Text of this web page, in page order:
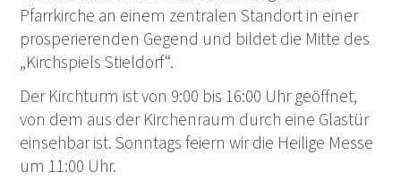
Pfarrkirche an einem zentralen Standort in einer
prosperierenden Gegend und bildet die Mitte des
„Kirchspiels Stieldorf“.
Der Kirchturm ist von 9:00 bis 16:00 Uhr geöffnet,
von dem aus der Kirchenraum durch eine Glastür
einsehbar ist. Sonntags feiern wir die Heilige Messe
um 11:00 Uhr.